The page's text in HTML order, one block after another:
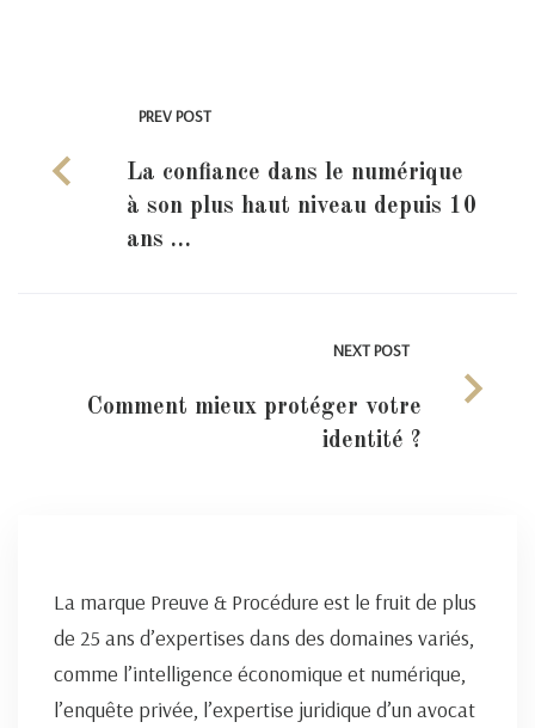
PREV POST
La confiance dans le numérique
à son plus haut niveau depuis 10
ans …
NEXT POST
Comment mieux protéger votre
identité ?
La marque Preuve & Procédure est le fruit de plus
de 25 ans d’expertises dans des domaines variés,
comme l’intelligence économique et numérique,
l’enquête privée, l’expertise juridique d’un avocat